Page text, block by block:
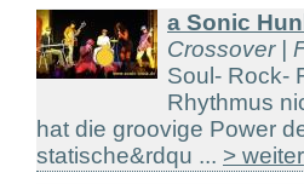
a Sonic
Crossover |
Soul- Rock-
Rhythmus
hat die groovige Power
statische&rdqu ... > weiter